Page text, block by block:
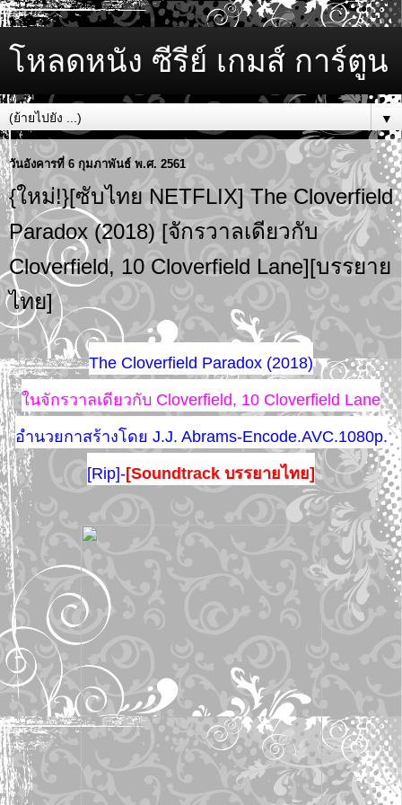
โหลดหนัง ซีรีย์ เกมส์ การ์ตูน
▼
วันอังคารที่ 6 กุมภาพันธ์ พ.ศ. 2561
{ใหม่!}[ซับไทย NETFLIX] The Cloverfield
Paradox (2018) [จักรวาลเดียวกับ
Cloverfield, 10 Cloverfield Lane][บรรยาย
ไทย]
The Cloverfield Paradox (2018)
ในจักรวาลเดียวกับ Cloverfield, 10 Cloverfield Lane
อำนวยกาสร้างโดย J.J. Abrams-Encode.AVC.1080p.
[Rip]-[Soundtrack บรรยายไทย]